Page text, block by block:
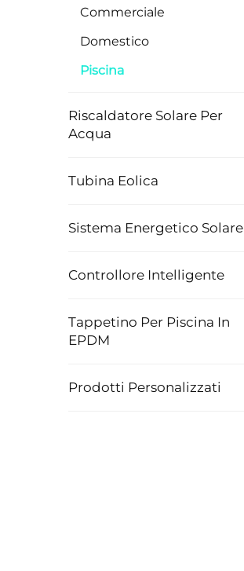
Commerciale
Domestico
Piscina
Riscaldatore Solare Per
Acqua
Tubina Eolica
Sistema Energetico Solare
Controllore Intelligente
Tappetino Per Piscina In
EPDM
Prodotti Personalizzati